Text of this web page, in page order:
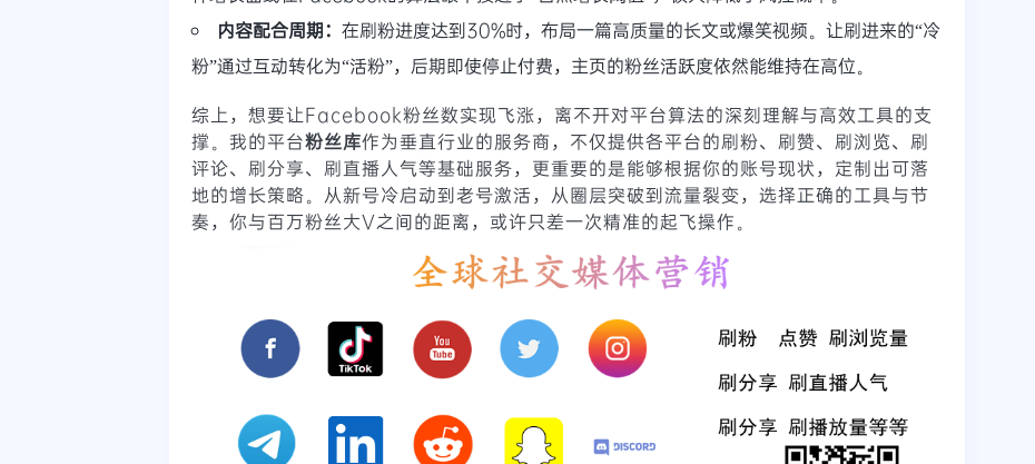
内容配合周期： 在刷粉进度达到30%时，布局一篇高质量的长文或爆笑视频。让刷进来的“冷
粉”通过互动转化为“活粉”，后期即使停止付费，主页的粉丝活跃度依然能维持在高位。
综上，想要让Facebook粉丝数实现飞涨，离不开对平台算法的深刻理解与高效工具的支
撑。我的平台粉丝库作为垂直行业的服务商，不仅提供各平台的刷粉、刷赞、刷浏览、刷
评论、刷分享、刷直播人气等基础服务，更重要的是能够根据你的账号现状，定制出可落
地的增长策略。从新号冷启动到老号激活，从圈层突破到流量裂变，选择正确的工具与节
奏，你与百万粉丝大V之间的距离，或许只差一次精准的起飞操作。